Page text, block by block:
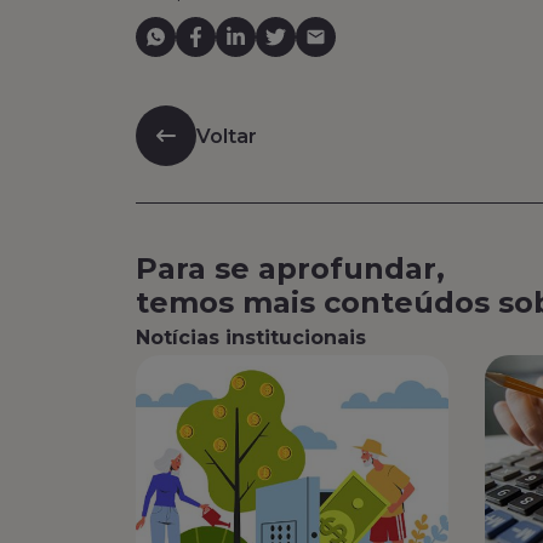
Voltar
Para se aprofundar,
temos mais conteúdos
Notícias institucionais